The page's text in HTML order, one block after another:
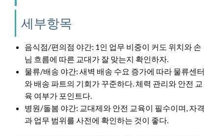
세부항목
음식점/편의점 야간: 1인 업무 비중이 커도 위치와 손
님 흐름에 따른 교대가 잘 맞는지 확인하자.
물류/배송 야간: 새벽 배송 수요 증가에 따라 물류센터
와 배송 파트의 기회가 꾸준하다. 체력 관리와 안전 교
육 여부가 포인트다.
병원/돌봄 야간: 교대제와 안전 교육이 필수이며, 자격
과 업무 범위를 사전에 확인하는 것이 좋다.